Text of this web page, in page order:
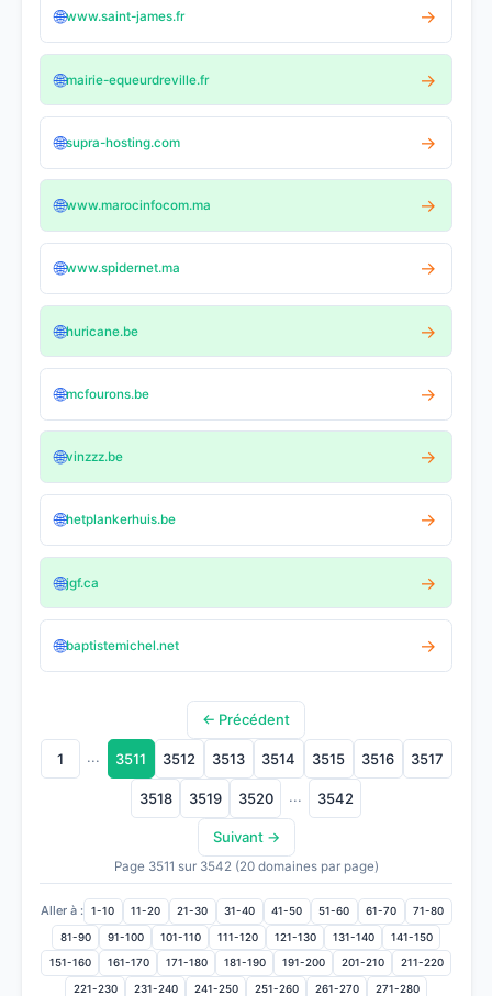
🌐www.saint-james.fr →
🌐mairie-equeurdreville.fr →
🌐supra-hosting.com →
🌐www.marocinfocom.ma →
🌐www.spidernet.ma →
🌐huricane.be →
🌐mcfourons.be →
🌐vinzzz.be →
🌐hetplankerhuis.be →
🌐jgf.ca →
🌐baptistemichel.net →
← Précédent
1 ... 3511 3512 3513 3514 3515 3516 3517
3518 3519 3520 ... 3542
Suivant →
Page 3511 sur 3542 (20 domaines par page)
Aller à : 1-10 11-20 21-30 31-40 41-50 51-60 61-70 71-80
81-90 91-100 101-110 111-120 121-130 131-140 141-150
151-160 161-170 171-180 181-190 191-200 201-210 211-220
221-230 231-240 241-250 251-260 261-270 271-280